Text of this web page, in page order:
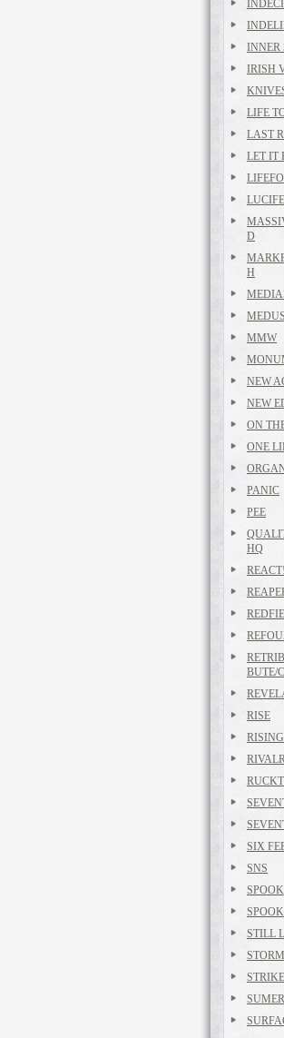
INNER
IRISH
LIFE
LAST
LET IT
D
H
MMW
NEW
NEW
ON
ONE
PANIC
PEE
HQ
REACT!
BUTE/
RISE
SIX
SNS
SPOOK
STILL